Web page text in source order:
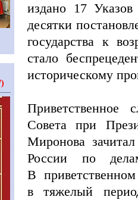
издано 17
десятки
государства к
стало
историческому
Приветственное
Совета при
Миронова
России по
В
в тяжелый